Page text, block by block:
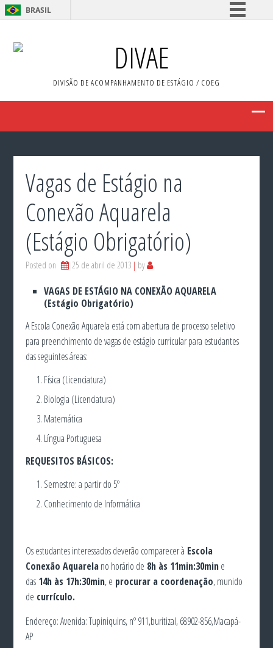
BRASIL
Acesso à informação
DIVAE
DIVISÃO DE ACOMPANHAMENTO DE ESTÁGIO / COEG
Vagas de Estágio na
Conexão Aquarela
(Estágio Obrigatório)
Posted on 25 de abril de 2013 by
VAGAS DE ESTÁGIO NA CONEXÃO AQUARELA
(Estágio Obrigatório)
A Escola Conexão Aquarela está com abertura de processo seletivo
para preenchimento de vagas de estágio curricular para estudantes
das seguintes áreas:
Física (Licenciatura)
Biologia (Licenciatura)
Matemática
Língua Portuguesa
REQUESITOS BÁSICOS:
Semestre: a partir do 5º
Conhecimento de Informática
Os estudantes interessados deverão comparecer à Escola
Conexão Aquarelano horário de 8h às 11min:30mine
das 14h às 17h:30min, e procurar a coordenação, munido
de currículo.
Endereço: Avenida: Tupiniquins, nº 911,buritizal, 68902-856,Macapá-
AP